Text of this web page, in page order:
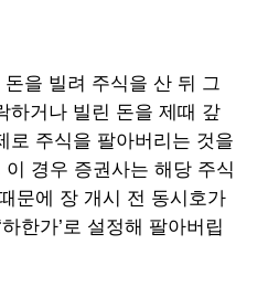
을 빌려 주식을 산 뒤 그
하거나 빌린 돈을 제때 갚
로 주식을 팔아버리는 것을
이 경우 증권사는 해당 주식
문에 장 개시 전 동시호가
한가’로 설정해 팔아버립